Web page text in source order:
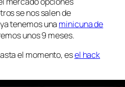
se nos salen de
tenemos una minicuna de
unos 9 meses.
el momento, esel hack